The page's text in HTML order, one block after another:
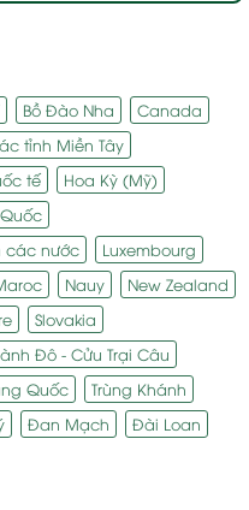
Bồ Đào Nha
Canada
tỉnh Miền Tây
tế
Hoa Kỳ (Mỹ)
các nước
Luxembourg
Nauy
New Zealand
Slovakia
Đô - Cửu Trại Câu
Quốc
Trùng Khánh
Đan Mạch
Đài Loan